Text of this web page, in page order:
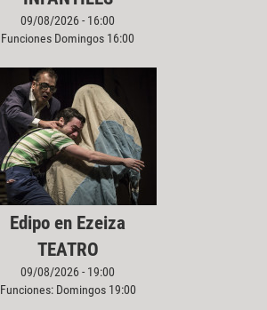
09/08/2026 - 16:00
Funciones Domingos 16:00
Edipo en Ezeiza
TEATRO
09/08/2026 - 19:00
Funciones: Domingos 19:00